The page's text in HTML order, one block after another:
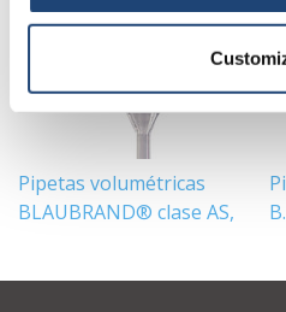
Pipetas volumétricas
BLAUBRAND® clase AS,
B.